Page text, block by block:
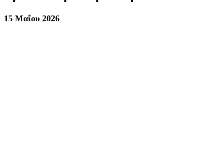
15 Μαΐου 2026